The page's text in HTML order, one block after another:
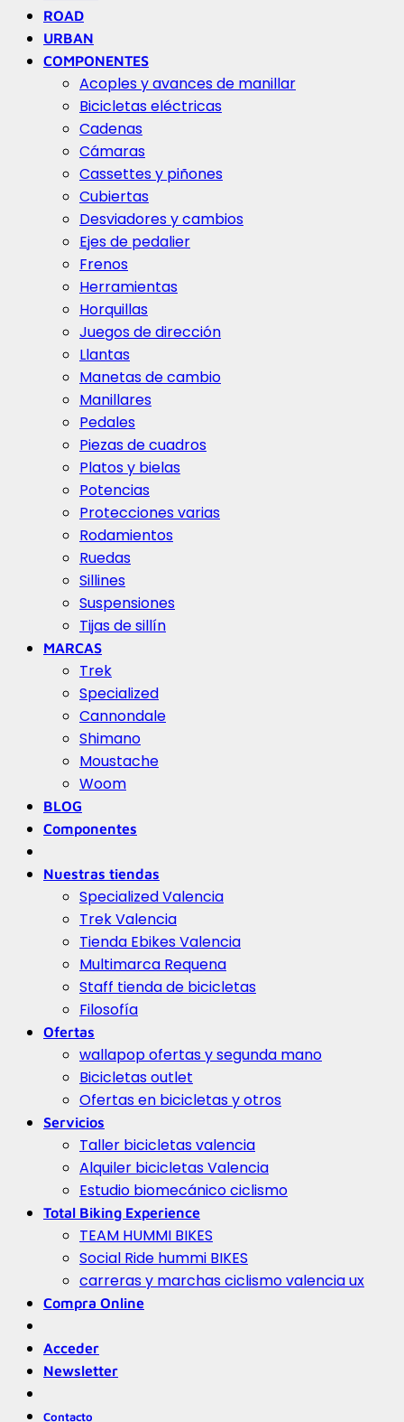
ROAD
URBAN
COMPONENTES
Acoples y avances de manillar
Bicicletas eléctricas
Cadenas
Cámaras
Cassettes y piñones
Cubiertas
Desviadores y cambios
Ejes de pedalier
Frenos
Herramientas
Horquillas
Juegos de dirección
Llantas
Manetas de cambio
Manillares
Pedales
Piezas de cuadros
Platos y bielas
Potencias
Protecciones varias
Rodamientos
Ruedas
Sillines
Suspensiones
Tijas de sillín
MARCAS
Trek
Specialized
Cannondale
Shimano
Moustache
Woom
BLOG
Componentes
Nuestras tiendas
Specialized Valencia
Trek Valencia
Tienda Ebikes Valencia
Multimarca Requena
Staff tienda de bicicletas
Filosofía
Ofertas
wallapop ofertas y segunda mano
Bicicletas outlet
Ofertas en bicicletas y otros
Servicios
Taller bicicletas valencia
Alquiler bicicletas Valencia
Estudio biomecánico ciclismo
Total Biking Experience
TEAM HUMMI BIKES
Social Ride hummi BIKES
carreras y marchas ciclismo valencia ux
Compra Online
Acceder
Newsletter
Contacto